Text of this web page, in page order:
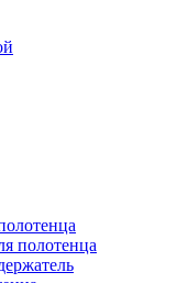
полотенца